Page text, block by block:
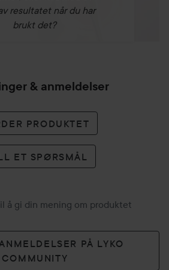
Kan tas kontinuerlig eller ved behov.
resultatet når du har
brukt det?
& anmeldelser
PRODUKTET
ET SPØRSMÅL
å gi din mening om produktet
PÅ LYKO
COMMUNITY